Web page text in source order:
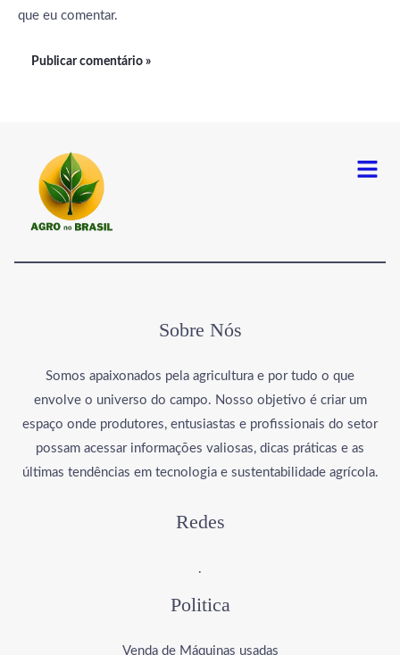
que eu comentar.
Menu
Sobre Nós
Somos apaixonados pela agricultura e por tudo o que
envolve o universo do campo. Nosso objetivo é criar um
espaço onde produtores, entusiastas e profissionais do setor
possam acessar informações valiosas, dicas práticas e as
últimas tendências em tecnologia e sustentabilidade agrícola.
Redes
.
Politica
Venda de Máquinas usadas